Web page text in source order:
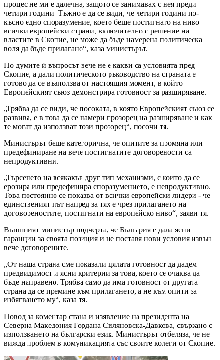
процес не ми е далечна, защото се занимавах с нея преди
четири години. Тъжно е да се види, че четири години по-
късно едно споразумение, което беше постигнато на ниво
всички европейски страни, включително с решение на
властите в Скопие, не може да бъде намерена политическа
воля да бъде прилагано“, каза министърът.
По думите ѝ въпросът вече не е какви са условията пред
Скопие, а дали политическото ръководство на страната е
готово да се възползва от настоящия момент, в който
Европейският съюз демонстрира готовност за разширяване.
„Трябва да се види, че посоката, в която Европейският съюз се
развива, е в това да се намери прозорец на разширяване и как
те могат да използват този прозорец“, посочи тя.
Министърът беше категорична, че опитите за промяна или
предефиниране на вече постигнатите договорености са
непродуктивни.
„Търсенето на всякакъв друг тип механизми, с които да се
ерозира или предефинира споразумението, е непродуктивно.
Това постоянно се показва от всички европейски лидери - че
единственият път напред за тях е чрез прилагането на
договореностите, постигнати на европейско ниво“, заяви тя.
Външният министър подчерта, че България е дала ясни
гаранции за своята позиция и не поставя нови условия извън
вече договорените.
„От наша страна сме показали цялата готовност да дадем
предвидимост и ясни критерии за това, което се очаква да
бъде направено. Трябва само да има готовност от другата
страна да се премине към прилагането, а не към опити за
избягването му“, каза тя.
Повод за коментар стана и изявление на президента на
Северна Македония Гордана Силяновска-Давкова, свързано с
използването на български език. Министърът отбеляза, че не
вижда проблем в комуникацията със своите колеги от Скопие.